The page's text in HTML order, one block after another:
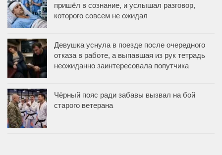
пришёл в сознание, и услышал разговор,
которого совсем не ожидал
Девушка уснула в поезде после очередного
отказа в работе, а выпавшая из рук тетрадь
неожиданно заинтересовала попутчика
Чёрный пояс ради забавы вызвал на бой
старого ветерана